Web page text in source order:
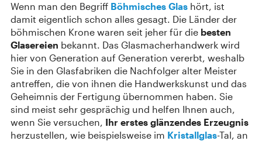
Wenn man den Begriff Böhmisches Glas hört, ist
damit eigentlich schon alles gesagt. Die Länder der
böhmischen Krone waren seit jeher für die besten
Glasereien bekannt. Das Glasmacherhandwerk wird
hier von Generation auf Generation vererbt, weshalb
Sie in den Glasfabriken die Nachfolger alter Meister
antreffen, die von ihnen die Handwerkskunst und das
Geheimnis der Fertigung übernommen haben. Sie
sind meist sehr gesprächig und helfen Ihnen auch,
wenn Sie versuchen, Ihr erstes glänzendes Erzeugnis
herzustellen, wie beispielsweise im Kristallglas-Tal, an